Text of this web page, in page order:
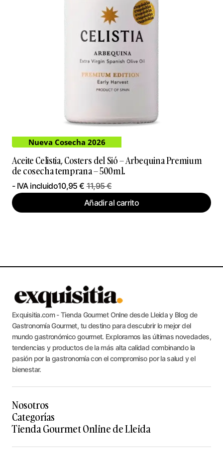
Nueva Cosecha 2026
Aceite Celistia, Costers del Sió – Arbequina Premium
de cosecha temprana – 500ml.
11,95€
10,95€
- IVA incluido
Añadir al carrito
Exquisitia.com - Tienda Gourmet Onlne desde Lleida y Blog de
Gastronomía Gourmet, tu destino para descubrir lo mejor del
mundo gastronómico gourmet. Exploramos las últimas novedades,
tendencias y productos de la más alta calidad combinando la
pasión por la gastronomía con el compromiso por la salud y el
bienestar.
Nosotros
Categorías
Tienda Gourmet Online de Lleida